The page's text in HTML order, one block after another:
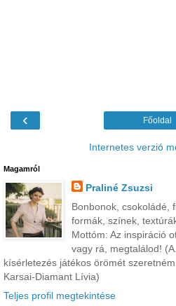
‹ Főoldal
Internetes verzió
Magamról
Praliné Zsuzsi
Bonbonok, csokoládé,
formák, színek,
Mottóm: Az inspiráció
vagy rá, megtalálod!
kísérletezés játékos örömét
Karsai-Diamant Lívia)
Teljes profil megtekintése